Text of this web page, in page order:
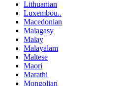
Lithuanian
Luxembou..
Macedonian
Malagasy
Malay
Malayalam
Maltese
Maori
Marathi
Mongolian